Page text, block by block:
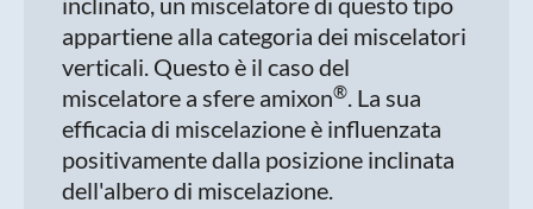
appartiene alla categoria dei miscelatori
verticali. Questo è il caso del
miscelatore a sfere amixon®. La sua
efficacia di miscelazione è influenzata
positivamente dalla posizione inclinata
dell'albero di miscelazione.